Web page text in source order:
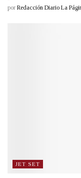
por Redacción Diario La
JET SET